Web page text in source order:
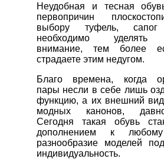
Неудобная и тесная
первопричин
выбору туфель,
необходимо уделять
внимание, тем более
страдаете этим недугом.
Благо времена, когда
пары несли в себе лишь
функцию, а их внешний
модных канонов,
Сегодня такая обувь
дополнением к
разнообразие моделей
индивидуальность.